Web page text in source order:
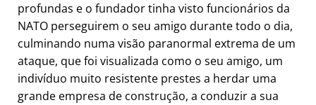
profundas e o fundador tinha visto funcionários da
NATO perseguirem o seu amigo durante todo o dia,
culminando numa visão paranormal extrema de um
ataque, que foi visualizada como o seu amigo, um
indivíduo muito resistente prestes a herdar uma
grande empresa de construção, a conduzir a sua